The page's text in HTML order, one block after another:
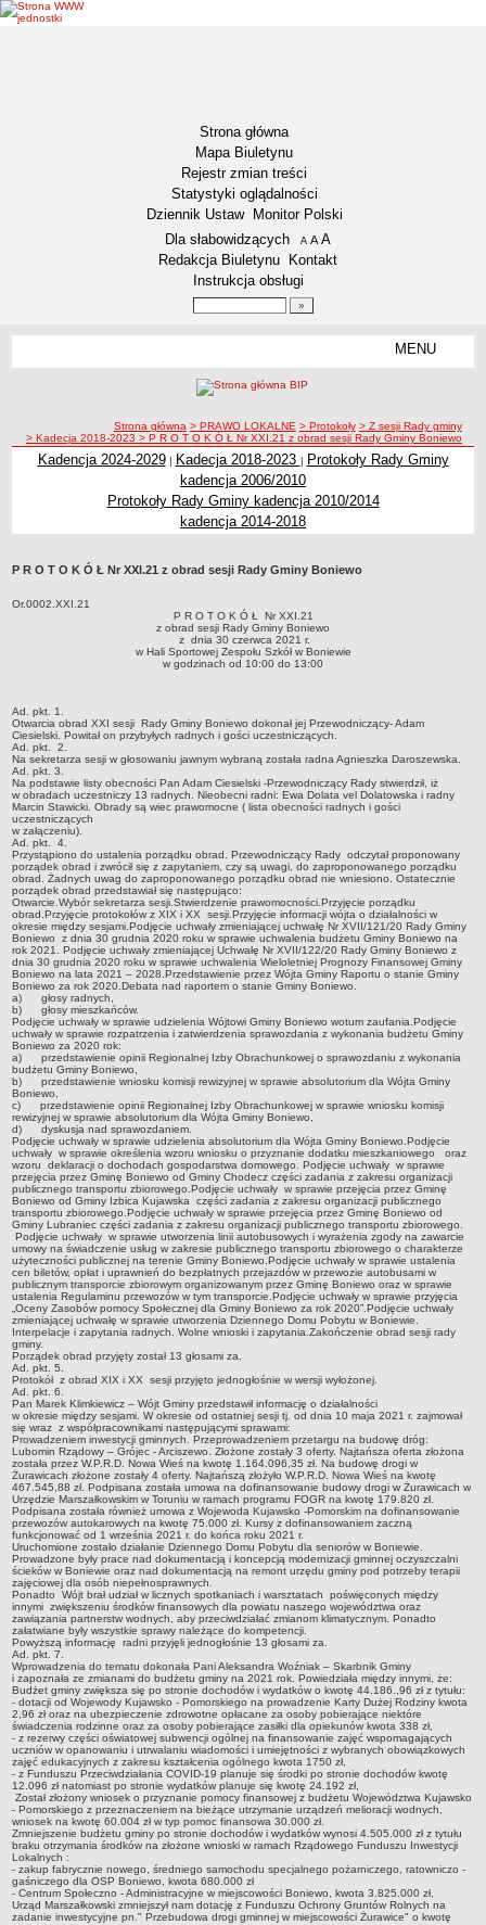
Strona główna
Mapa Biuletynu
Rejestr zmian treści
Statystyki oglądalności
Dziennik Ustaw
Monitor Polski
Menu dodatkowe
Dla słabowidzących A pomniejsz czcionkę
A standardowy rozmiar czcionki
A
Redakcja Biuletynu
Kontakt
Instrukcja obsługi
MENU
Zadania publiczne
Związki i stowarzyszenia
Zabytki Gminy
Plan Zagospodarowania Przestrzennego
Plan ogólny Gminy Boniewo
terenów Gminy Boniewo
System Informacji Przestrzennej e-mapa
pomoc prawna
Punkt potwierdzania profilu zaufanego
Porozumienia
Infromacje w zakresie preferencyjnego paliwa stałego
ocena jakości wody
WŁADZE I STRUKTURA
Rada gminy
Urząd gminy
Wójt
Jednostki organizacyjne
jednostki pomocnicze /sołectwa Gminy Boniewo/
Gminne Instytucje Kultury
Nabór pracowników na stanowiska pracy
Deklaracja dostępności strony internetowej Urzędu Gminy Boniewo
RODO
REJESTRY
Rejestry i ewidencje
Rejestr działalności regulowanej
Ewidencja udzielonych i cofniętych zezwoleń na prowadzenie
Zbiorowego Zaopatrzenia w Wodę i Zbiorowego Odprowadzania
Ścieków
Rejestr Instytucji Kultury
Zestawienie przedsiębiorców w zakresie opróżniania zbiorników
bezodpływowych lub osadników
AKTUALNOŚCI GMINY BONIEWO
FINANSE GMINY
Majątek gminy
Budżet
sprawozdania z wykonania budżetu
Plan postępowań na 2026 rok
Plan postępowań o udzielenie zamówień na rok 2025
Plan postępowań na rok 2024
Plan postępowań o udzielenie zamówień na rok 2023
Plan postępowań o udzielenie zamówień na rok 2022
Plan postępowań w 2021 roku
Plan postępowań o udzielenie zamówień w 2020 roku
Plan postępowań o udzielenie zamówień na 2019
Plan postępowań o udzielenie zamówień w 2018 roku
Plan postępowań o udzielenie zamówień w 2017 roku
Dług publiczny, Pomoc publiczna
Realizacja inwestycji
przetargi
Konkursy
elektronizacja zamówień publicznych
zamówienia do 170 000 PLN
ścieżka nawigacji
Strona główna > PRAWO LOKALNE > Protokoły > Z sesji Rady gminy
> Kadecja 2018-2023 > P R O T O K Ó Ł Nr XXI.21 z obrad sesji Rady Gminy Boniewo
Kadencja 2024-2029| Kadecja 2018-2023 | Protokoły Rady Gminy
kadencja 2006/2010
Protokoły Rady Gminy kadencja 2010/2014
kadencja 2014-2018
P R O T O K Ó Ł Nr XXI.21 z obrad sesji Rady Gminy Boniewo
Or.0002.XXI.21
P R O T O K Ó Ł Nr XXI.21
z obrad sesji Rady Gminy Boniewo
z dnia 30 czerwca 2021 r.
w Hali Sportowej Zespołu Szkół w Boniewie
w godzinach od 10:00 do 13:00
Ad. pkt. 1.
Otwarcia obrad XXI sesji Rady Gminy Boniewo dokonał jej Przewodniczący- Adam
Ciesielski. Powitał on przybyłych radnych i gości uczestniczących.
Ad. pkt. 2.
Na sekretarza sesji w głosowaniu jawnym wybraną została radna Agnieszka Daroszewska.
Ad. pkt. 3.
Na podstawie listy obecności Pan Adam Ciesielski -Przewodniczący Rady stwierdził, iż
w obradach uczestniczy 13 radnych. Nieobecni radni: Ewa Dolata vel Dolatowska i radny
Marcin Stawicki. Obrady są wiec prawomocne ( lista obecności radnych i gości
uczestniczących
w załączeniu).
Ad. pkt. 4.
Przystąpiono do ustalenia porządku obrad. Przewodniczący Rady odczytał proponowany
porządek obrad i zwrócił się z zapytaniem, czy są uwagi, do zaproponowanego porządku
obrad. Żadnych uwag do zaproponowanego porządku obrad nie wniesiono. Ostatecznie
porządek obrad przedstawiał się następująco:
Otwarcie.Wybór sekretarza sesji.Stwierdzenie prawomocności.Przyjęcie porządku
obrad.Przyjęcie protokołów z XIX i XX sesji.Przyjęcie informacji wójta o działalności w
okresie między sesjami.Podjęcie uchwały zmieniającej uchwałę Nr XVII/121/20 Rady Gminy
Boniewo z dnia 30 grudnia 2020 roku w sprawie uchwalenia budżetu Gminy Boniewo na
rok 2021. Podjęcie uchwały zmieniającej Uchwałę Nr XVII/122/20 Rady Gminy Boniewo z
dnia 30 grudnia 2020 roku w sprawie uchwalenia Wieloletniej Prognozy Finansowej Gminy
Boniewo na lata 2021 – 2028.Przedstawienie przez Wójta Gminy Raportu o stanie Gminy
Boniewo za rok 2020.Debata nad raportem o stanie Gminy Boniewo.
a) głosy radnych,
b) głosy mieszkańców.
Podjęcie uchwały w sprawie udzielenia Wójtowi Gminy Boniewo wotum zaufania.Podjęcie
uchwały w sprawie rozpatrzenia i zatwierdzenia sprawozdania z wykonania budżetu Gminy
Boniewo za 2020 rok:
a) przedstawienie opinii Regionalnej Izby Obrachunkowej o sprawozdaniu z wykonania
budżetu Gminy Boniewo,
b) przedstawienie wniosku komisji rewizyjnej w sprawie absolutorium dla Wójta Gminy
Boniewo,
c) przedstawienie opinii Regionalnej Izby Obrachunkowej w sprawie wniosku komisji
rewizyjnej w sprawie absolutorium dla Wójta Gminy Boniewo,
d) dyskusja nad sprawozdaniem.
Podjęcie uchwały w sprawie udzielenia absolutorium dla Wójta Gminy Boniewo.Podjęcie
uchwały w sprawie określenia wzoru wniosku o przyznanie dodatku mieszkaniowego oraz
wzoru deklaracji o dochodach gospodarstwa domowego. Podjęcie uchwały w sprawie
przejęcia przez Gminę Boniewo od Gminy Chodecz części zadania z zakresu organizacji
publicznego transportu zbiorowego.Podjęcie uchwały w sprawie przejęcia przez Gminę
Boniewo od Gminy Izbica Kujawska części zadania z zakresu organizacji publicznego
transportu zbiorowego.Podjęcie uchwały w sprawie przejęcia przez Gminę Boniewo od
Gminy Lubraniec części zadania z zakresu organizacji publicznego transportu zbiorowego.
Podjęcie uchwały w sprawie utworzenia linii autobusowych i wyrażenia zgody na zawarcie
umowy na świadczenie usług w zakresie publicznego transportu zbiorowego o charakterze
użyteczności publicznej na terenie Gminy Boniewo.Podjęcie uchwały w sprawie ustalenia
cen biletów, opłat i uprawnień do bezpłatnych przejazdów w przewozie autobusami w
publicznym transporcie zbiorowym organizowanym przez Gminę Boniewo oraz w sprawie
ustalenia Regulaminu przewozów w tym transporcie.Podjęcie uchwały w sprawie przyjęcia
„Oceny Zasobów pomocy Społecznej dla Gminy Boniewo za rok 2020”.Podjęcie uchwały
zmieniającej uchwałę w sprawie utworzenia Dziennego Domu Pobytu w Boniewie.
Interpelacje i zapytania radnych. Wolne wnioski i zapytania.Zakończenie obrad sesji rady
gminy.
Porządek obrad przyjęty został 13 głosami za.
Ad. pkt. 5.
Protokół z obrad XIX i XX sesji przyjęto jednogłośnie w wersji wyłożonej.
Ad. pkt. 6.
Pan Marek Klimkiewicz – Wójt Gminy przedstawił informację o działalności
w okresie między sesjami. W okresie od ostatniej sesji tj. od dnia 10 maja 2021 r. zajmował
się wraz z współpracownikami następującymi sprawami:
Prowadzeniem inwestycji gminnych. Przeprowadzeniem przetargu na budowę dróg:
Lubomin Rządowy – Grójec - Arciszewo. Złożone zostały 3 oferty. Najtańsza oferta złożona
została przez W.P.R.D. Nowa Wieś na kwotę 1.164.096,35 zł. Na budowę drogi w
Żurawicach złożone zostały 4 oferty. Najtańszą złożyło W.P.R.D. Nowa Wieś na kwotę
467.545,88 zł. Podpisana została umowa na dofinansowanie budowy drogi w Żurawicach w
Urzędzie Marszałkowskim w Toruniu w ramach programu FOGR na kwotę 179.820 zł.
Podpisana została również umowa z Wojewoda Kujawsko -Pomorskim na dofinansowanie
przewozów autokarowych na kwotę 75.000 zł. Kursy z dofinansowaniem zaczną
funkcjonować od 1 września 2021 r. do końca roku 2021 r.
Uruchomione zostało działanie Dziennego Domu Pobytu dla seniorów w Boniewie.
Prowadzone były prace nad dokumentacją i koncepcją modernizacji gminnej oczyszczalni
ścieków w Boniewie oraz nad dokumentacją na remont urzędu gminy pod potrzeby terapii
zajęciowej dla osób niepełnosprawnych.
Ponadto Wójt brał udział w licznych spotkaniach i warsztatach poświęconych między
innymi zwiększeniu środków finansowych dla powiatu naszego województwa oraz
zawiązania partnerstw wodnych, aby przeciwdziałać zmianom klimatycznym. Ponadto
załatwiane były wszystkie sprawy należące do kompetencji.
Powyższą informację radni przyjęli jednogłośnie 13 głosami za.
Ad. pkt. 7.
Wprowadzenia do tematu dokonała Pani Aleksandra Woźniak – Skarbnik Gminy
i zapoznała ze zmianami do budżetu gminy na 2021 rok. Powiedziała między innymi, że:
Budżet gminy zwiększa się po stronie dochodów i wydatków o kwotę 44.186.,96 zł z tytułu:
- dotacji od Wojewody Kujawsko - Pomorskiego na prowadzenie Karty Dużej Rodziny kwota
2,96 zł oraz na ubezpieczenie zdrowotne opłacane za osoby pobierające niektóre
świadczenia rodzinne oraz za osoby pobierające zasiłki dla opiekunów kwota 338 zł,
- z rezerwy części oświatowej subwencji ogólnej na finansowanie zajęć wspomagających
uczniów w opanowaniu i utrwalaniu wiadomości i umiejętności z wybranych obowiązkowych
zajęć edukacyjnych z zakresu kształcenia ogólnego kwota 1750 zł,
- z Funduszu Przeciwdziałania COVID-19 planuje się środki po stronie dochodów kwotę
12.096 zł natomiast po stronie wydatków planuje się kwotę 24.192 zł,
Został złożony wniosek o przyznanie pomocy finansowej z budżetu Województwa Kujawsko
- Pomorskiego z przeznaczeniem na bieżące utrzymanie urządzeń melioracji wodnych,
wniosek na kwotę 60.004 zł w typ pomoc finansowa 30.000 zł.
Zmniejszenie budżetu gminy po stronie dochodów i wydatków wynosi 4.505.000 zł z tytułu
braku otrzymania środków na złożone wnioski w ramach Rządowego Funduszu Inwestycji
Lokalnych :
- zakup fabrycznie nowego, średniego samochodu specjalnego pożarniczego, ratowniczo -
gaśniczego dla OSP Boniewo, kwota 680.000 zł
- Centrum Społeczno - Administracyjne w miejscowości Boniewo, kwota 3.825.000 zł,
Urząd Marszałkowski zmniejszył nam dotację z Funduszu Ochrony Gruntów Rolnych na
zadanie inwestycyjne pn." Przebudowa drogi gminnej w miejscowości Żurawice" o kwotę